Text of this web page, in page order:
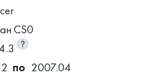
CS0
по 2007.04